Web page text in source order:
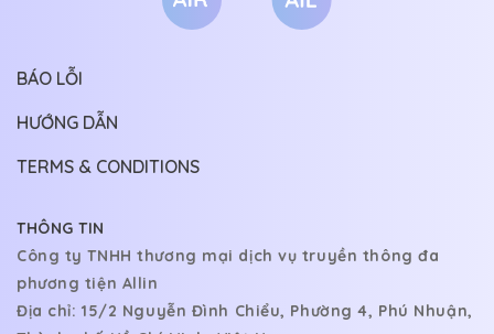
THÔNG TIN
Công ty TNHH thương mại dịch vụ truyền thông đa
phương tiện Allin
Địa chỉ: 15/2 Nguyễn Đình Chiểu, Phường 4, Phú Nhuận,
BÁO LỖI
HƯỚNG DẪN
TERMS & CONDITIONS